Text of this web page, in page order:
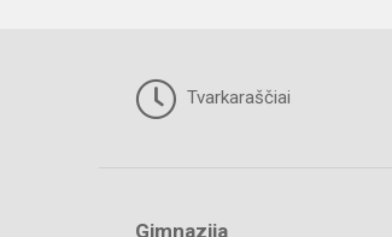
Tvarkaraščiai
Gimnazija